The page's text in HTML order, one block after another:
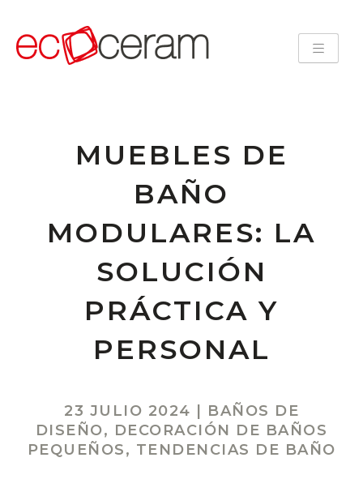
MUEBLES DE
BAÑO
MODULARES: LA
SOLUCIÓN
PRÁCTICA Y
PERSONAL
23 JULIO 2024
BAÑOS DE
DISEÑO, DECORACIÓN DE BAÑOS
PEQUEÑOS, TENDENCIAS DE BAÑO